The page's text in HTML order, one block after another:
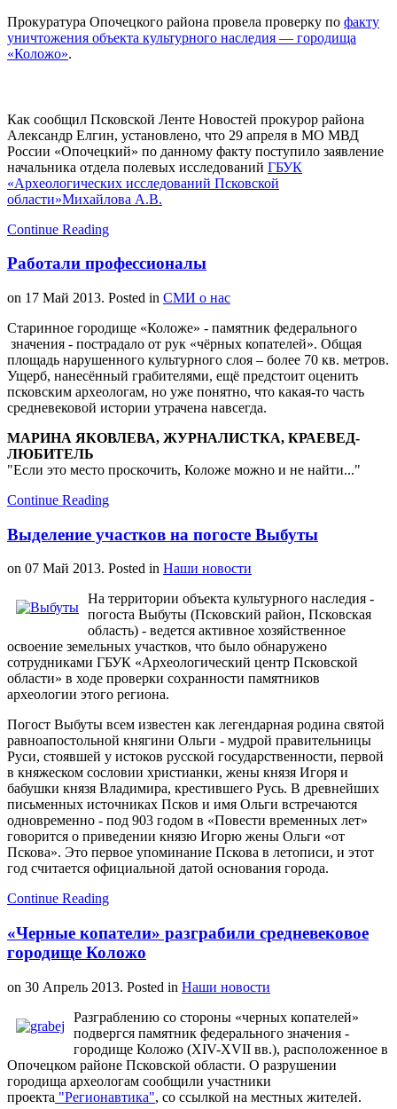
Прокуратура Опочецкого района провела проверку по факту
уничтожения объекта культурного наследия — городища
«Коложо».
Как сообщил Псковской Ленте Новостей прокурор района
Александр Елгин, установлено, что 29 апреля в МО МВД
России «Опочецкий» по данному факту поступило заявление
начальника отдела полевых исследований ГБУК
«Археологических исследований Псковской
области»Михайлова А.В.
Continue Reading
Работали профессионалы
on 17 Май 2013. Posted in СМИ о нас
Старинное городище «Коложе» - памятник федерального
значения - пострадало от рук «чёрных копателей». Общая
площадь нарушенного культурного слоя – более 70 кв. метров.
Ущерб, нанесённый грабителями, ещё предстоит оценить
псковским археологам, но уже понятно, что какая-то часть
средневековой истории утрачена навсегда.
МАРИНА ЯКОВЛЕВА, ЖУРНАЛИСТКА, КРАЕВЕД-
ЛЮБИТЕЛЬ
Если это место проскочить, Коложе можно и не найти...
Continue Reading
Выделение участков на погосте Выбуты
on 07 Май 2013. Posted in Наши новости
На территории объекта культурного наследия -
погоста Выбуты (Псковский район, Псковская
область) - ведется активное хозяйственное
освоение земельных участков, что было обнаружено
сотрудниками ГБУК «Археологический центр Псковской
области» в ходе проверки сохранности памятников
археологии этого региона.
Погост Выбуты всем известен как легендарная родина святой
равноапостольной княгини Ольги - мудрой правительницы
Руси, стоявшей у истоков русской государственности, первой
в княжеском сословии христианки, жены князя Игоря и
бабушки князя Владимира, крестившего Русь. В древнейших
письменных источниках Псков и имя Ольги встречаются
одновременно - под 903 годом в «Повести временных лет»
говорится о приведении князю Игорю жены Ольги «от
Пскова». Это первое упоминание Пскова в летописи, и этот
год считается официальной датой основания города.
Continue Reading
«Черные копатели» разграбили средневековое
городище Коложо
on 30 Апрель 2013. Posted in Наши новости
Разграблению со стороны «черных копателей»
подвергся памятник федерального значения -
городище Коложо (XIV-XVII вв.), расположенное в
Опочецком районе Псковской области. О разрушении
городища археологам сообщили участники
проекта "Регионавтика", со ссылкой на местных жителей.